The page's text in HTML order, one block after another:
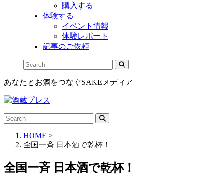
購入する
体験する
イベント情報
体験レポート
記事のご依頼
あなたとお酒をつなぐSAKEメディア
HOME >
全国一斉 日本酒で乾杯！
全国一斉 日本酒で乾杯！